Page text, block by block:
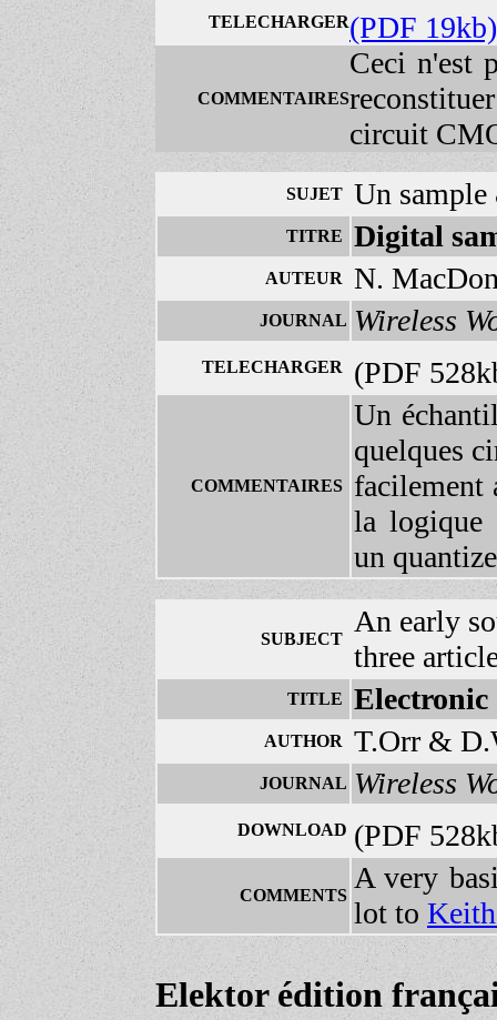
TELECHARGER(PDF
COMMENTAIRES
Ceci n'est
circuit
SUJET Un
TITRE Digital
AUTEUR N.
JOURNAL Wireless
TELECHARGER (PDF
COMMENTAIRES
Un
quelques
facilement
la logique
un
SUBJECT
An early
three
TITLE Electronic
AUTHOR T.Orr &
JOURNAL Wireless
DOWNLOAD (PDF
COMMENTS
A very
lot to
Elektor édition